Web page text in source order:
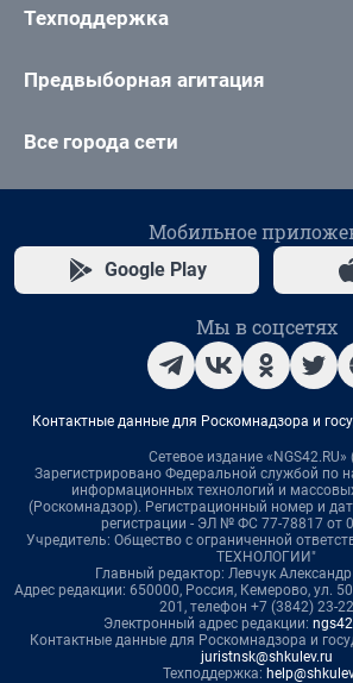
Техподдержка
Предвыборная агитация
Все города сети
Мобильное
Google Play
Мы в соцсетях
Контактные данные для Роскомнадзора и
Сетевое издание «NGS42.RU»
Зарегистрировано Федеральной службой по
информационных технологий и
(Роскомнадзор). Регистрационный номер и
регистрации - ЭЛ № ФС 77-78817 от
Учредитель: Общество с ограниченной
ТЕХНОЛОГИИ"
Главный редактор: Левчук
Адрес редакции: 650000, Россия, Кемерово, ул.
201, телефон +7 (3842) 23-
Электронный адрес редакции:
Контактные данные для Роскомнадзора и
juristnsk@shkulev.ru
Техподдержка: